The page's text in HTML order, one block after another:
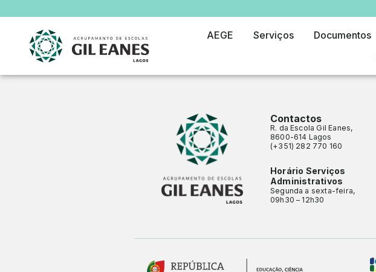
AEGE Serviços Documentos
Contactos
R. da Escola Gil Eanes,
8600-614 Lagos
(+351) 282 770 160
Horário Serviços
Administrativos
Segunda a sexta-feira,
09h30 – 12h30